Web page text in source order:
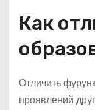
Как
Отличить
проявлений